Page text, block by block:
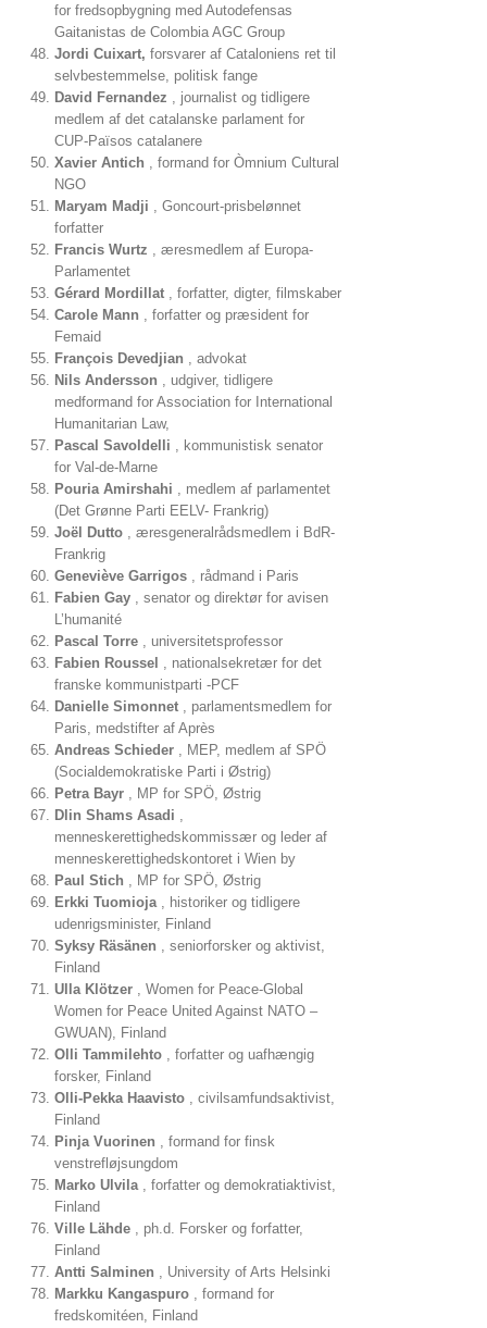
for fredsopbygning med Autodefensas
Gaitanistas de Colombia AGC Group
Jordi Cuixart, forsvarer af Cataloniens ret til
selvbestemmelse, politisk fange
David Fernandez , journalist og tidligere
medlem af det catalanske parlament for
CUP-Països catalanere
Xavier Antich , formand for Òmnium Cultural
NGO
Maryam Madji , Goncourt-prisbelønnet
forfatter
Francis Wurtz , æresmedlem af Europa-
Parlamentet
Gérard Mordillat , forfatter, digter, filmskaber
Carole Mann , forfatter og præsident for
Femaid
François Devedjian , advokat
Nils Andersson , udgiver, tidligere
medformand for Association for International
Humanitarian Law,
Pascal Savoldelli , kommunistisk senator
for Val-de-Marne
Pouria Amirshahi , medlem af parlamentet
(Det Grønne Parti EELV- Frankrig)
Joël Dutto , æresgeneralrådsmedlem i BdR-
Frankrig
Geneviève Garrigos , rådmand i Paris
Fabien Gay , senator og direktør for avisen
L’humanité
Pascal Torre , universitetsprofessor
Fabien Roussel , nationalsekretær for det
franske kommunistparti -PCF
Danielle Simonnet , parlamentsmedlem for
Paris, medstifter af Après
Andreas Schieder , MEP, medlem af SPÖ
(Socialdemokratiske Parti i Østrig)
Petra Bayr , MP for SPÖ, Østrig
Dlin Shams Asadi ,
menneskerettighedskommissær og leder af
menneskerettighedskontoret i Wien by
Paul Stich , MP for SPÖ, Østrig
Erkki Tuomioja, historiker og tidligere
udenrigsminister, Finland
Syksy Räsänen , seniorforsker og aktivist,
Finland
Ulla Klötzer , Women for Peace-Global
Women for Peace United Against NATO –
GWUAN), Finland
Olli Tammilehto , forfatter og uafhængig
forsker, Finland
Olli-Pekka Haavisto , civilsamfundsaktivist,
Finland
Pinja Vuorinen , formand for finsk
venstrefløjsungdom
Marko Ulvila, forfatter og demokratiaktivist,
Finland
Ville Lähde , ph.d. Forsker og forfatter,
Finland
Antti Salminen , University of Arts Helsinki
Markku Kangaspuro , formand for
fredskomitéen, Finland